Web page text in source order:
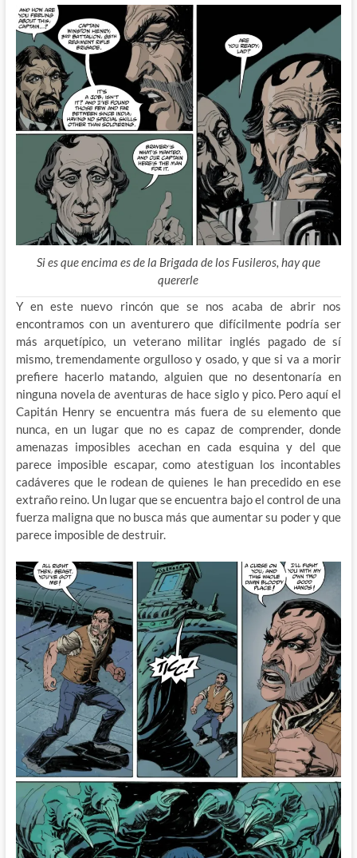
Si es que encima es de la Brigada de los Fusileros, hay que
quererle
Y en este nuevo rincón que se nos acaba de abrir nos
encontramos con un aventurero que difícilmente podría ser
más arquetípico, un veterano militar inglés pagado de sí
mismo, tremendamente orgulloso y osado, y que si va a morir
prefiere hacerlo matando, alguien que no desentonaría en
ninguna novela de aventuras de hace siglo y pico. Pero aquí el
Capitán Henry se encuentra más fuera de su elemento que
nunca, en un lugar que no es capaz de comprender, donde
amenazas imposibles acechan en cada esquina y del que
parece imposible escapar, como atestiguan los incontables
cadáveres que le rodean de quienes le han precedido en ese
extraño reino. Un lugar que se encuentra bajo el control de una
fuerza maligna que no busca más que aumentar su poder y que
parece imposible de destruir.